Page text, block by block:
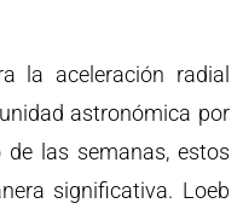
la aceleración radial
astronómica por
las semanas, estos
significativa. Loeb